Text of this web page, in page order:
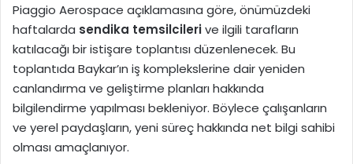
Piaggio Aerospace açıklamasına göre, önümüzdeki
haftalarda sendika temsilcilerive ilgili tarafların
katılacağı bir istişare toplantısı düzenlenecek. Bu
toplantıda Baykar’ın iş komplekslerine dair yeniden
canlandırma ve geliştirme planları hakkında
bilgilendirme yapılması bekleniyor. Böylece çalışanların
ve yerel paydaşların, yeni süreç hakkında net bilgi sahibi
olması amaçlanıyor.